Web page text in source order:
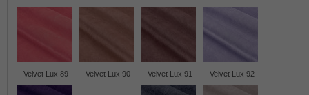
Velvet Lux 89 Velvet Lux 90 Velvet Lux 91 Velvet Lux 92